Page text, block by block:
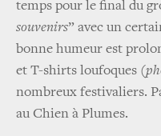
temps pour le final du
souvenirs” avec un
bonne humeur est
et T-shirts loufoques
nombreux festivaliers.
au Chien à Plumes.